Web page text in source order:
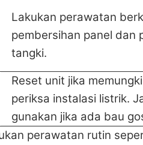
Lakukan perawatan
pembersihan panel dan
tangki.
Reset unit jika
periksa instalasi listrik.
gunakan jika ada bau
perawatan rutin